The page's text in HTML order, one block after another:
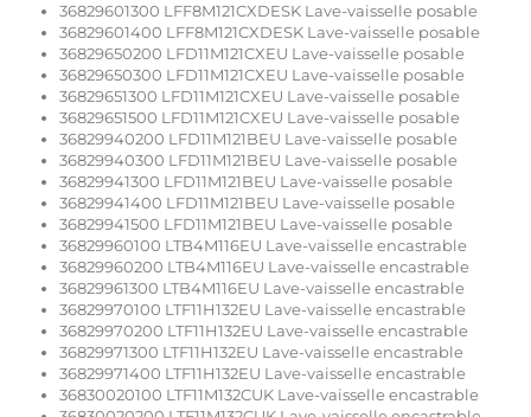
36829601300 LFF8M121CXDESK Lave-vaisselle posable
36829601400 LFF8M121CXDESK Lave-vaisselle posable
36829650200 LFD11M121CXEU Lave-vaisselle posable
36829650300 LFD11M121CXEU Lave-vaisselle posable
36829651300 LFD11M121CXEU Lave-vaisselle posable
36829651500 LFD11M121CXEU Lave-vaisselle posable
36829940200 LFD11M121BEU Lave-vaisselle posable
36829940300 LFD11M121BEU Lave-vaisselle posable
36829941300 LFD11M121BEU Lave-vaisselle posable
36829941400 LFD11M121BEU Lave-vaisselle posable
36829941500 LFD11M121BEU Lave-vaisselle posable
36829960100 LTB4M116EU Lave-vaisselle encastrable
36829960200 LTB4M116EU Lave-vaisselle encastrable
36829961300 LTB4M116EU Lave-vaisselle encastrable
36829970100 LTF11H132EU Lave-vaisselle encastrable
36829970200 LTF11H132EU Lave-vaisselle encastrable
36829971300 LTF11H132EU Lave-vaisselle encastrable
36829971400 LTF11H132EU Lave-vaisselle encastrable
36830020100 LTF11M132CUK Lave-vaisselle encastrable